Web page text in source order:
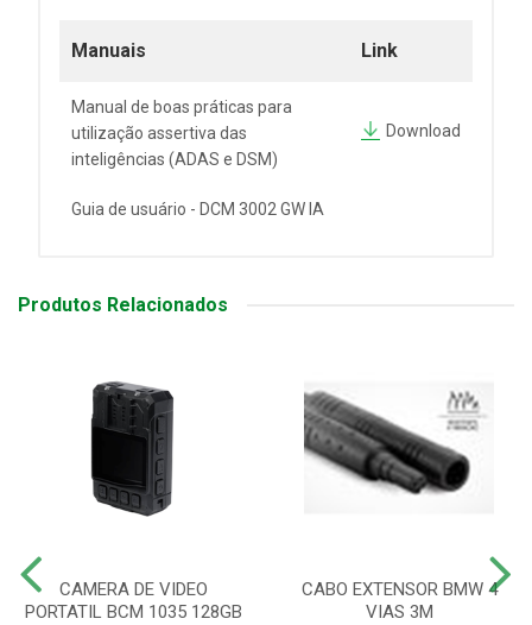
Manuais Link
Manual de boas práticas para
utilização assertiva das
inteligências (ADAS e DSM)
Download
Guia de usuário - DCM 3002 GW IA
Produtos Relacionados
CAMERA DE VIDEO
PORTATIL BCM 1035 128GB
CABO EXTENSOR BMW 4
VIAS 3M